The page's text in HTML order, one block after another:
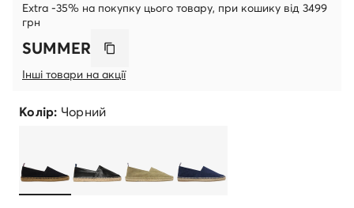
Extra -35% на покупку цього товару, при кошику від 3499
грн
SUMMER
Інші товари на акції
Колір: Чорний